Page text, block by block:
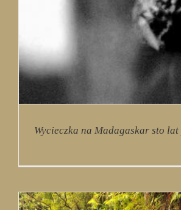
Wycieczka na Madagaskar sto